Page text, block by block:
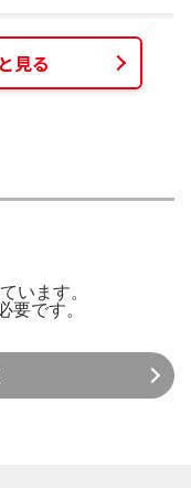
見る
います。
要です。